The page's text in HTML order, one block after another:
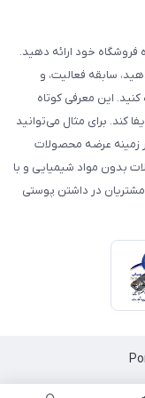
خود ارائه دهید.
سابقه فعالیت، و
کنید. این معرفی کوتاه
کند. برای مثال می‌توانید
فعالیت خود را در زمینه عرضه محصولات
بدون مواد شیمیایی و با
مشتریان در داشتن پوستی